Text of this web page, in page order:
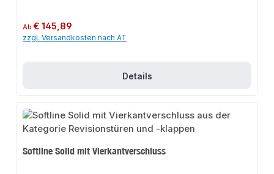
Regulärer Preis:
Ab€ 145,89
zzgl. Versandkosten nach AT
Details
Softline Solid mit Vierkantverschluss